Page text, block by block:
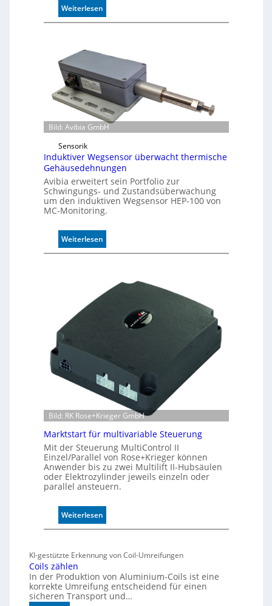
Weiterlesen:
P
f
r
o
d
u
l
m
i
t
2
0
u
d
4
Bild: Avibia GmbH
Sensorik
Induktiver Wegsensor überwacht thermische
Gehäusedehnungen
Avibia erweitert sein Portfolio zur
Schwingungs- und Zustandsüberwachung
um den induktiven Wegsensor HEP-100 von
MC-Monitoring.
Weiterlesen:
I
k
r
e
g
s
e
n
s
o
r
ü
b
e
r
w
a
t
t
h
e
Bild: RK Rose+Krieger GmbH
Marktstart für multivariable Steuerung
Mit der Steuerung MultiControl II
Einzel/Parallel von Rose+Krieger können
Anwender bis zu zwei Multilift II-Hubsäulen
oder Elektrozylinder jeweils einzeln oder
parallel ansteuern.
Weiterlesen:
M
k
s
t
KI-gestützte Erkennung von Coil-Umreifungen
Coils zählen
In der Produktion von Aluminium-Coils ist eine
korrekte Umreifung entscheidend für einen
sicheren Transport und…